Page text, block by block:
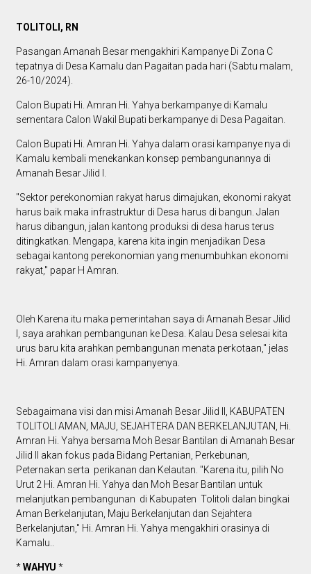
TOLITOLI, RN
Pasangan Amanah Besar mengakhiri Kampanye Di Zona C
tepatnya di Desa Kamalu dan Pagaitan pada hari (Sabtu malam,
26-10/2024).
Calon Bupati Hi. Amran Hi. Yahya berkampanye di Kamalu
sementara Calon Wakil Bupati berkampanye di Desa Pagaitan.
Calon Bupati Hi. Amran Hi. Yahya dalam orasi kampanye nya di
Kamalu kembali menekankan konsep pembangunannya di
Amanah Besar Jilid I.
"Sektor perekonomian rakyat harus dimajukan, ekonomi rakyat
harus baik maka infrastruktur di Desa harus di bangun. Jalan
harus dibangun, jalan kantong produksi di desa harus terus
ditingkatkan. Mengapa, karena kita ingin menjadikan Desa
sebagai kantong perekonomian yang menumbuhkan ekonomi
rakyat," papar H Amran.
Oleh Karena itu maka pemerintahan saya di Amanah Besar Jilid
I, saya arahkan pembangunan ke Desa. Kalau Desa selesai kita
urus baru kita arahkan pembangunan menata perkotaan," jelas
Hi. Amran dalam orasi kampanyenya.
Sebagaimana visi dan misi Amanah Besar Jilid II, KABUPATEN
TOLITOLI AMAN, MAJU, SEJAHTERA DAN BERKELANJUTAN, Hi.
Amran Hi. Yahya bersama Moh Besar Bantilan di Amanah Besar
Jilid II akan fokus pada Bidang Pertanian, Perkebunan,
Peternakan serta perikanan dan Kelautan. "Karena itu, pilih No
Urut 2 Hi. Amran Hi. Yahya dan Moh Besar Bantilan untuk
melanjutkan pembangunan di Kabupaten Tolitoli dalan bingkai
Aman Berkelanjutan, Maju Berkelanjutan dan Sejahtera
Berkelanjutan," Hi. Amran Hi. Yahya mengakhiri orasinya di
Kamalu..
*WAHYU *